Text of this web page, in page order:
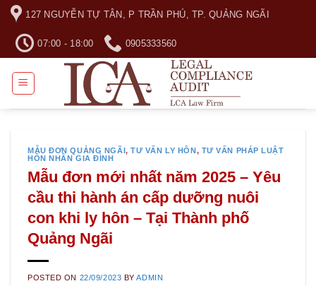
Skip
content
127 NGUYỄN TỰ TÂN, P TRẦN PHÚ, TP. QUẢNG NGÃI
07:00 - 18:00 0905333560
MẪU ĐƠN QUẢNG NGÃI,TƯ VẤN LY HÔN, TƯ VẤN PHÁP LUẬT
HÔN NHÂN GIA ĐÌNH
Mẫu đơn mới nhất năm 2025 – Yêu
cầu thi hành án cấp dưỡng nuôi
con khi ly hôn – Tại Thành phố
Quảng Ngãi
POSTED ON 22/09/2023 BYADMIN